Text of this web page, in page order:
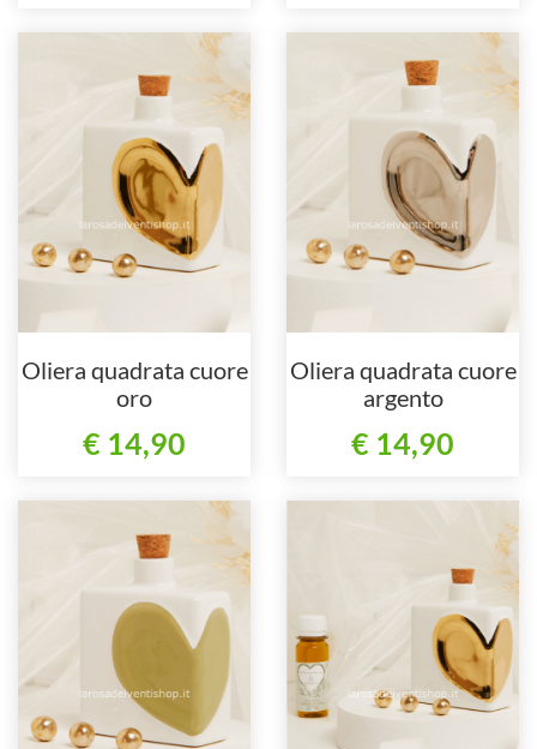
Oliera quadrata cuore
oro
€ 14,90
Oliera quadrata cuore
argento
€ 14,90